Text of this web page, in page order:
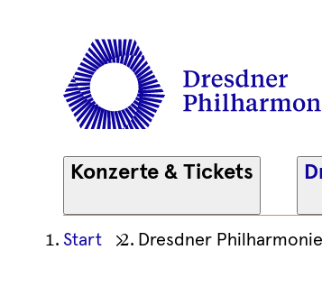
Konzerte & Tickets
Ihre
Start Dresdner Philharmonie